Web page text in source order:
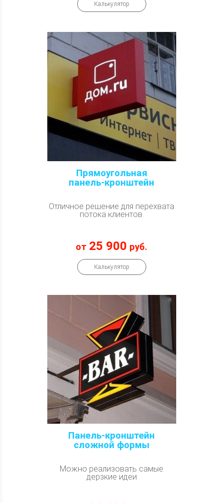
Калькулятор
Прямоугольная
панель-кронштейн
Отличное решение для перехвата
потока клиентов.
от 25 900 руб.
Калькулятор
Панель-кронштейн
сложной формы
Можно реализовать самые
дерзкие идеи